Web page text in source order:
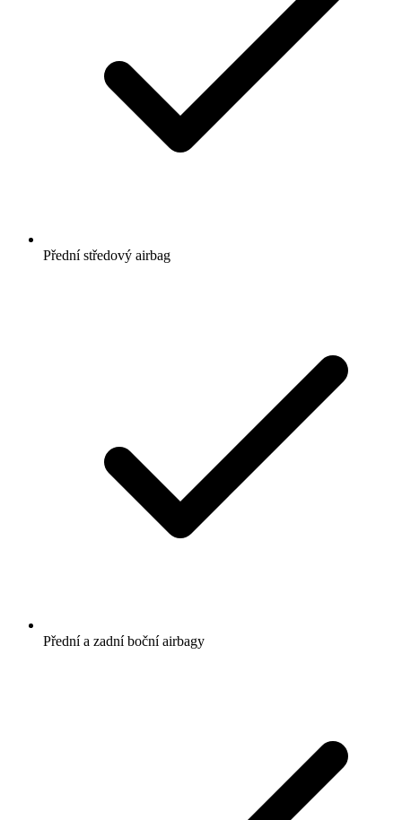
Přední středový airbag
Přední a zadní boční airbagy